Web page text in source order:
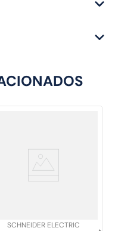
SCHNEIDER ELECTRIC